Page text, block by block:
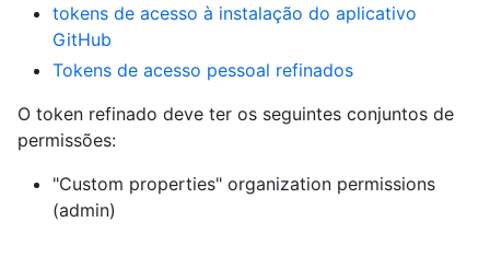
tokens de acesso à instalação do aplicativo
GitHub
Tokens de acesso pessoal refinados
O token refinado deve ter os seguintes conjuntos de
permissões:
"Custom properties" organization permissions
(admin)